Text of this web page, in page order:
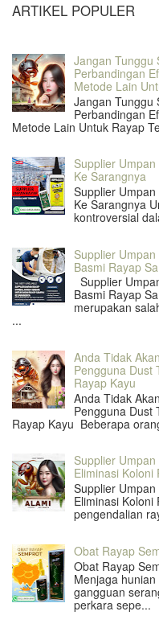
ARTIKEL POPULER
Jangan Tunggu
Perbandingan
Metode Lain
Jangan Tunggu
Perbandingan
Metode Lain Untuk Rayap
Supplier
Ke Sarangnya
Supplier
Ke Sarangnya
kontroversial
Supplier
Basmi Rayap
Supplier
Basmi Rayap
merupakan
...
Anda Tidak
Pengguna Dust
Rayap Kayu
Anda Tidak
Pengguna Dust
Rayap Kayu Beberapa
Supplier
Eliminasi Koloni
Supplier
Eliminasi
pengendalian
Obat Rayap
Obat Rayap
Menjaga
gangguan
perkara sepe...